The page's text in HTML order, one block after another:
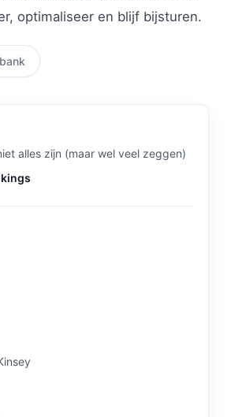
optimaliseer en blijf bijsturen.
alles zijn (maar wel veel zeggen)